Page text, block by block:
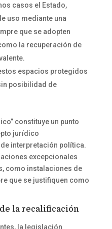
casos el Estado,
uso mediante una
que se adopten
la recuperación de
espacios protegidos
posibilidad de
constituye un punto
jurídico
interpretación política.
excepcionales
como instalaciones de
que se justifiquen como
la recalificación
la legislación